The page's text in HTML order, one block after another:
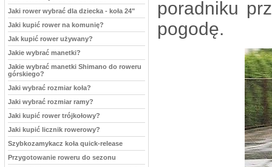
Jaki rower wybrać dla dziecka - koła 24"
Jaki kupić rower na komunię?
Jak kupić rower używany?
Jakie wybrać manetki?
Jakie wybrać manetki Shimano do roweru
górskiego?
Jaki wybrać rozmiar koła?
Jaki wybrać rozmiar ramy?
Jaki kupić rower trójkołowy?
Jaki kupić licznik rowerowy?
Szybkozamykacz koła quick-release
Przygotowanie roweru do sezonu
poradniku
pogodę.